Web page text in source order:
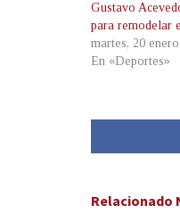
Gustavo
para remodelar
martes, 20
En «Deportes»
Relacionado